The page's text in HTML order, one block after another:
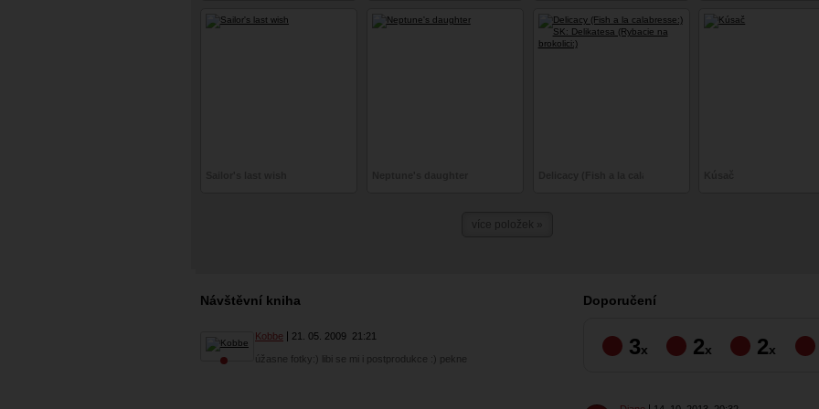
více položek »
Návštěvní kniha
Kobbe 21. 05. 2009 21:21
úžasne fotky:) libi se mi i postprodukce :) pekne
Doporučení
3x 2x 2x